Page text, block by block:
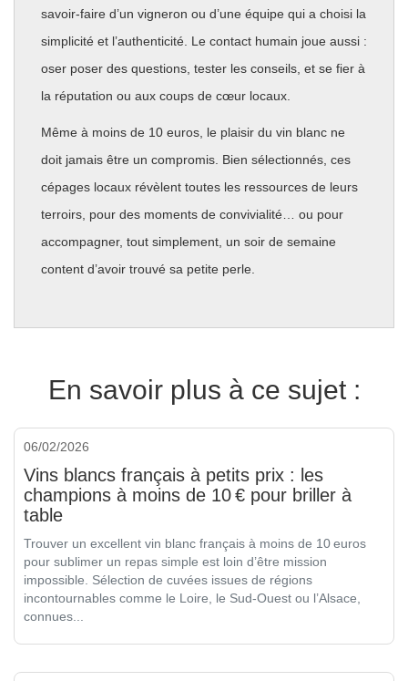
savoir-faire d’un vigneron ou d’une équipe qui a choisi la
simplicité et l’authenticité. Le contact humain joue aussi :
oser poser des questions, tester les conseils, et se fier à
la réputation ou aux coups de cœur locaux.
Même à moins de 10 euros, le plaisir du vin blanc ne
doit jamais être un compromis. Bien sélectionnés, ces
cépages locaux révèlent toutes les ressources de leurs
terroirs, pour des moments de convivialité… ou pour
accompagner, tout simplement, un soir de semaine
content d’avoir trouvé sa petite perle.
En savoir plus à ce sujet :
06/02/2026
Vins blancs français à petits prix : les
champions à moins de 10 € pour briller à
table
Trouver un excellent vin blanc français à moins de 10 euros
pour sublimer un repas simple est loin d’être mission
impossible. Sélection de cuvées issues de régions
incontournables comme le Loire, le Sud-Ouest ou l’Alsace,
connues...